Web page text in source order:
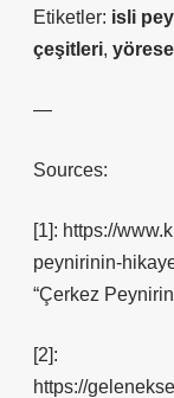
Etiketler: isli
çeşitleri,
—
Sources:
[1]: https://
peynirinin-
“Çerkez
[2]:
https://